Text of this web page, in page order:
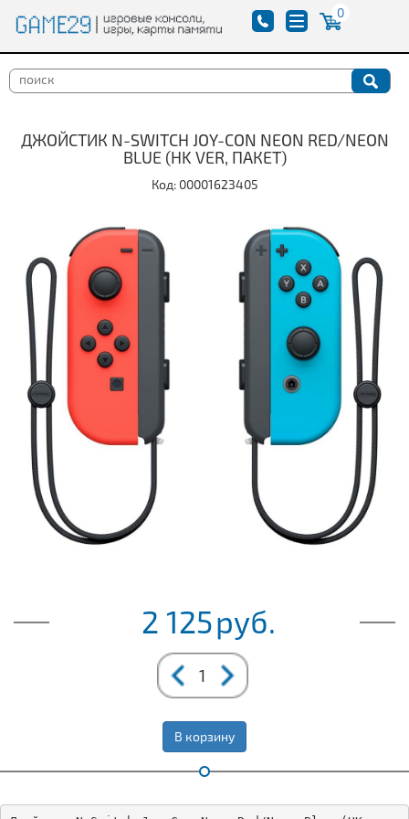
0
ДЖОЙСТИК N-SWITCH JOY-CON NEON RED/NEON
BLUE (HK VER, ПАКЕТ)
Код: 00001623405
2 125руб.
В корзину